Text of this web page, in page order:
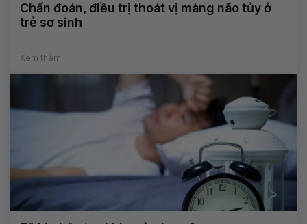
Chẩn đoán, điều trị thoát vị màng não tủy ở
trẻ sơ sinh
Xem thêm